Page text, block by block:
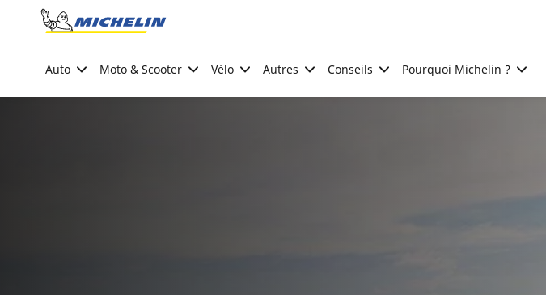
Go to page content
Auto Moto & Scooter Vélo Autres Conseils Pourquoi Michelin ?